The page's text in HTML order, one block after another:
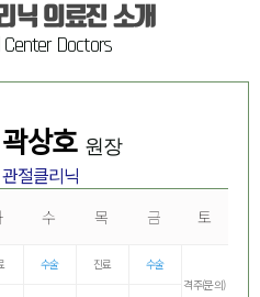
닉 의료진 소개
Doctors
곽상호 원장
관절클리닉
수 목 금 토
수술 진료
수술
격주(문의)